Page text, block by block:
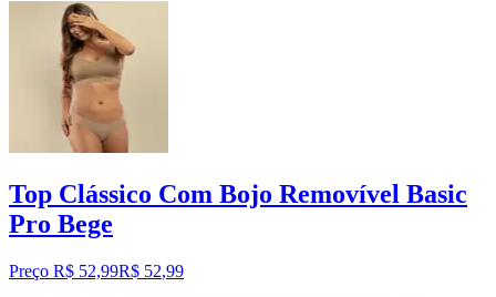
Top Clássico Com Bojo Removível Basic
Pro Bege
Preço R$ 52,99R$ 52,99